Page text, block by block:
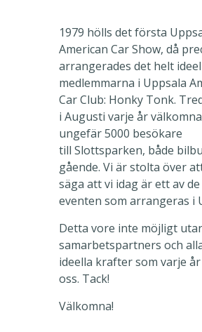
1979 hölls det första
American Car Show, då
arrangerades det helt
medlemmarna i Uppsala
Car Club: Honky Tonk.
i Augusti varje år
ungefär 5000 besökare
till Slottsparken, både
gående. Vi är stolta över
säga att vi idag är ett av
eventen som arrangeras i
Detta vore inte möjligt
samarbetspartners och
ideella krafter som varje
oss. Tack!
Välkomna!